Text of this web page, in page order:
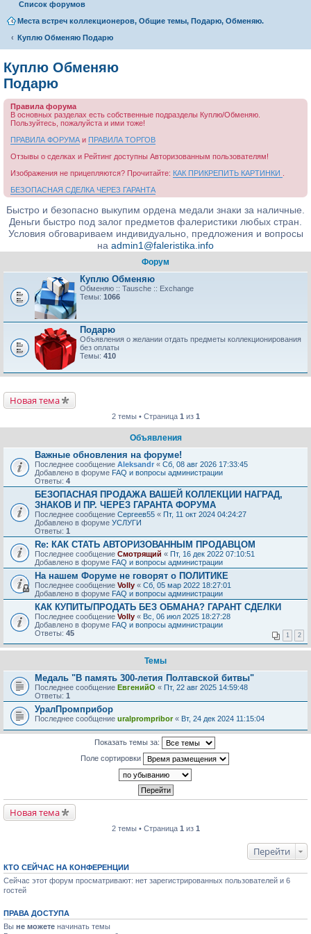
Список форумов
Места встреч коллекционеров, Общие темы, Подарю, Обменяю.
Куплю Обменяю Подарю
Куплю Обменяю
Подарю
Правила форума
В основных разделах есть собственные подразделы Куплю/Обменяю.
Пользуйтесь, пожалуйста и ими тоже!
ПРАВИЛА ФОРУМА и ПРАВИЛА ТОРГОВ
Отзывы о сделках и Рейтинг доступны Авторизованным пользователям!
Изображения не прицепляются? Прочитайте: КАК ПРИКРЕПИТЬ КАРТИНКИ
БЕЗОПАСНАЯ СДЕЛКА ЧЕРЕЗ ГАРАНТА
Быстро и безопасно выкупим ордена медали знаки за наличные.
Деньги быстро под залог предметов фалеристики любых стран.
Условия обговариваем индивидуально, предложения и вопросы
на admin1@faleristika.info
Форум
Куплю Обменяю
Обменяю :: Tausche :: Exchange
Темы: 1066
Подарю
Объявления о желании отдать предметы коллекционирования
без оплаты
Темы: 410
Новая тема
2 темы • Страница 1 из 1
Объявления
Важные обновления на форуме!
Последнее сообщение Aleksandr « Сб, 08 авг 2026 17:33:45
Добавлено в форуме FAQ и вопросы администрации
Ответы: 4
БЕЗОПАСНАЯ ПРОДАЖА ВАШЕЙ КОЛЛЕКЦИИ НАГРАД,
ЗНАКОВ И ПР. ЧЕРЕЗ ГАРАНТА ФОРУМА
Последнее сообщение Сергеев55 « Пт, 11 окт 2024 04:24:27
Добавлено в форуме УСЛУГИ
Ответы: 1
Re: КАК СТАТЬ АВТОРИЗОВАННЫМ ПРОДАВЦОМ
Последнее сообщение Смотрящий « Пт, 16 дек 2022 07:10:51
Добавлено в форуме FAQ и вопросы администрации
На нашем Форуме не говорят о ПОЛИТИКЕ
Последнее сообщение Volly « Сб, 05 мар 2022 18:27:01
Добавлено в форуме FAQ и вопросы администрации
КАК КУПИТЬ/ПРОДАТЬ БЕЗ ОБМАНА? ГАРАНТ СДЕЛКИ
Последнее сообщение Volly « Вс, 06 июл 2025 18:27:28
Добавлено в форуме FAQ и вопросы администрации
Ответы: 45 1 2
Темы
Медаль "В память 300-летия Полтавской битвы"
Последнее сообщение ЕвгенийО « Пт, 22 авг 2025 14:59:48
Ответы: 1
УралПромприбор
Последнее сообщение uralprompribor« Вт, 24 дек 2024 11:15:04
Показать темы за:
Поле сортировки
Новая тема
2 темы • Страница 1 из 1
Перейти
КТО СЕЙЧАС НА КОНФЕРЕНЦИИ
Сейчас этот форум просматривают: нет зарегистрированных пользователей и 6
гостей
ПРАВА ДОСТУПА
Вы не можете начинать темы